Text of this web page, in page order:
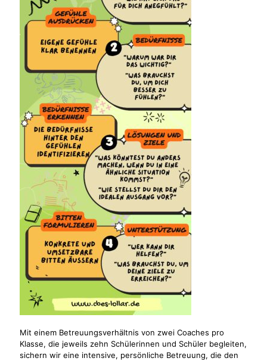
Mit einem Betreuungsverhältnis von zwei Coaches pro
Klasse, die jeweils zehn Schülerinnen und Schüler begleiten,
sichern wir eine intensive, persönliche Betreuung, die den